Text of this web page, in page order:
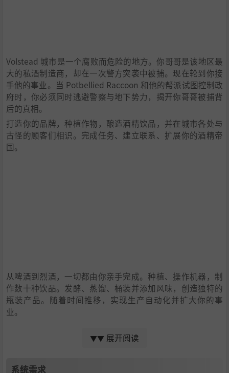
Volstead 城市是一个腐败而危险的地方。你哥哥是该地区最
大的私酒制造商，却在一次警方突袭中被捕。现在轮到你接
手他的事业。当 Potbellied Raccoon 和他的帮派试图控制政
府时，你必须同时逃避警察与地下势力，揭开你哥哥被捕背
后的真相。
打造你的品牌，种植作物，酿造酒精饮品，并在城市各处与
古怪的顾客们相识。完成任务、建立联系、扩展你的酒精帝
国。
从啤酒到烈酒，一切都由你亲手完成。种植、操作机器，制
作数十种饮品。发酵、蒸馏、桶装并添加风味，创造独特的
瓶装产品。随着时间推移，实现生产自动化并扩大你的事
业。
▼▼ 展开阅读
系统需求